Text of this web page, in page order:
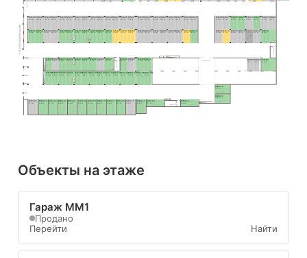
Тамбуршлюз
Тамбуршлюз
Тамбур-шлюз
Тамбур-шлюз
MM21
15.5 м²
MM22
MM23
15.9 м²
MM24
15.9 м²
MM25
15.9 м²
MM26
15.9 м²
MM27
15.9 м²
MM28
MM29
15.5 м²
MM30
MM31
15.9 м²
MM32
MM33
15.9 м²
MM34
15.9 м²
MM35
15.9 м²
MM36
17.0 м²
MM37
17.0 м²
MM38
15.9 м²
MM39
15.9 м²
MM40
15.9 м²
MM41
15.9 м²
MM42
MM43
15.9 м²
MM44
15.9 м²
MM45
15.9 м²
MM46
15.9 м²
MM47
15.9 м²
MM48
MM49
15.9 м²
MM50
MM51
15.9 м²
MM52
15.9 м²
MM53
15.9 м²
MM54
15.9 м²
MM55
15.9 м²
MM56
15.9 м²
MM57
15.9 м²
MM58
15.9 м²
MM59
15.9 м²
MM60
15.9 м²
MM61
15.9 м²
MM62
15.9 м²
MM63
15.9 м²
MM64
17.0 м²
MM65
17.0 м²
MM66
15.9 м²
MM67
15.9 м²
MM68
15.9 м²
MM69
15.9 м²
MM70
15.9 м²
MM71
15.9 м²
MM72
15.5 м²
MM73
15.5 м²
MM74
15.9 м²
MM75
15.9 м²
MM76
15.9 м²
MM77 MM78
15.9 м²
MM79
15.9 м²
MM80
29.5 м²
MM81
MM82
MM83
15.5 м²
MM84
17.1 м²
MM85
17.1 м²
MM86
15.5 м²
MM87
18.6 м²
MM88
15.9 м²
MM89
15.9 м²
MM90
15.9 м²
MM91
15.9 м²
MM92
15.9 м²
MM93
15.9 м²
MM94
15.9 м²
MM95
15.5 м²
MM96
15.9 м²
MM97
15.9 м²
MM98
15.9 м²
MM99
15.9 м²
MM100
15.9 м²
MM101
15.9 м²
MM102
15.9 м²
MM103
15.9 м²
MM104
15.9 м²
MM105
15.9 м²
MM106
15.9 м²
MM107
17.1 м²
MM108
17.1 м²
MM109
15.5 м²
MM110
21.0 м²
MM111
21.0 м²
MM112
22.9 м²
MM113
22.9 м²
MM114
19.8 м²
MM115
MM116
21.6 м²
MM117
21.6 м²
MM118
21.6 м²
MM119
21.6 м²
MM120
21.6 м²
MM121
21.6 м²
MM122
21.6 м²
MM123
21.6 м²
MM124
21.6 м²
MM125
23.4 м²
Вы здесь
II этап строительства
Объекты на этаже
Гараж ММ1
Продано
Перейти
Найти